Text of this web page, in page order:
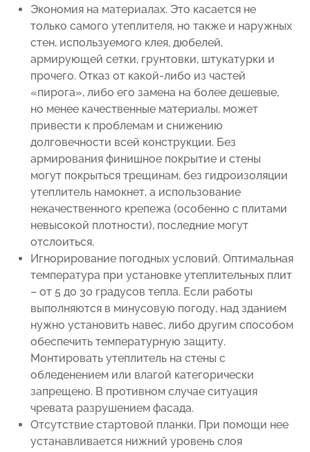
Экономия на материалах. Это касается не
только самого утеплителя, но также и наружных
стен, используемого клея, дюбелей,
армирующей сетки, грунтовки, штукатурки и
прочего. Отказ от какой-либо из частей
«пирога», либо его замена на более дешевые,
но менее качественные материалы, может
привести к проблемам и снижению
долговечности всей конструкции. Без
армирования финишное покрытие и стены
могут покрыться трещинам, без гидроизоляции
утеплитель намокнет, а использование
некачественного крепежа (особенно с плитами
невысокой плотности), последние могут
отслоиться.
Игнорирование погодных условий. Оптимальная
температура при установке утеплительных плит
– от 5 до 30 градусов тепла. Если работы
выполняются в минусовую погоду, над зданием
нужно установить навес, либо другим способом
обеспечить температурную защиту.
Монтировать утеплитель на стены с
обледенением или влагой категорически
запрещено. В противном случае ситуация
чревата разрушением фасада.
Отсутствие стартовой планки. При помощи нее
устанавливается нижний уровень слоя